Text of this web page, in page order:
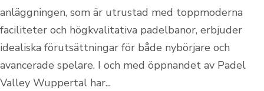
anläggningen, som är utrustad med toppmoderna
faciliteter och högkvalitativa padelbanor, erbjuder
idealiska förutsättningar för både nybörjare och
avancerade spelare. I och med öppnandet av Padel
Valley Wuppertal har...